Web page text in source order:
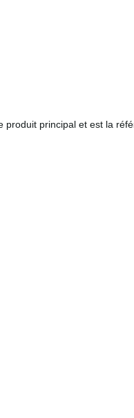
produit principal et est la